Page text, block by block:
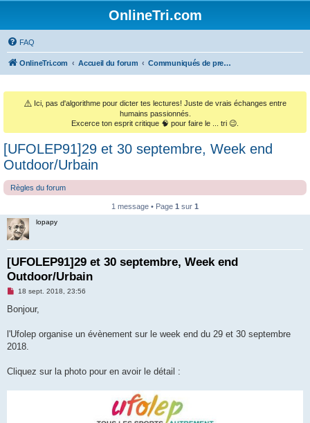
OnlineTri.com
FAQ
OnlineTri.com Accueil du forum Communiqués de presse & Annonces commerciales
⚠️ Ici, pas d'algorithme pour dicter tes lectures! Juste de vrais échanges entre
humains passionnés.
Excerce ton esprit critique 🧠 pour faire le ... tri 😉.
[UFOLEP91]29 et 30 septembre, Week end
Outdoor/Urbain
Règles du forum
1 message • Page 1 sur 1
lopapy
[UFOLEP91]29 et 30 septembre, Week end
Outdoor/Urbain
M
s
g
n
l
18 sept. 2018, 23:56
Bonjour,
l'Ufolep organise un évènement sur le week end du 29 et 30 septembre
2018.
Cliquez sur la photo pour en avoir le détail :